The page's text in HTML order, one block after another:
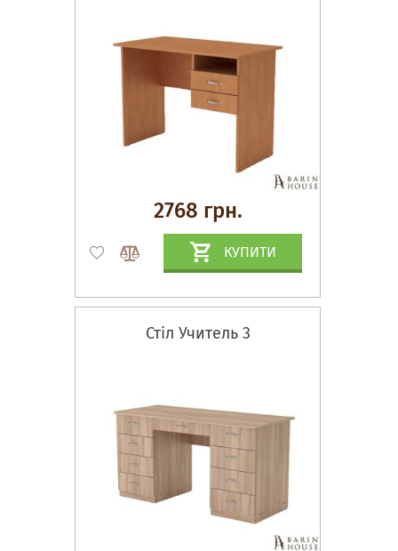
2768 грн.
КУПИТИ
Стіл Учитель 3